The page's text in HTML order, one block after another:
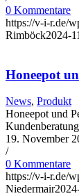
0 Kommentare
https://v-i-r.de/
Rimböck2024-
Honeepot
News, Produkt
Honeepot und
19. November
/
0 Kommentare
https://v-i-r.de/
Niedermair